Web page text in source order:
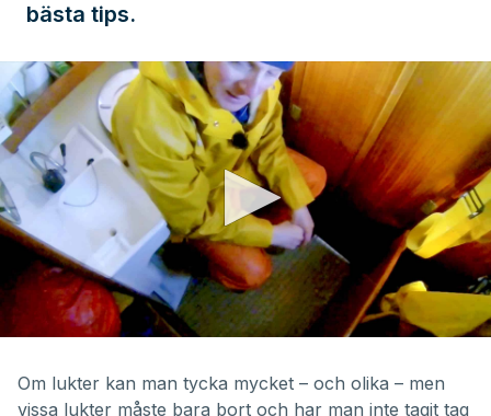
bästa tips.
Om lukter kan man tycka mycket – och olika – men
vissa lukter måste bara bort och har man inte tagit tag